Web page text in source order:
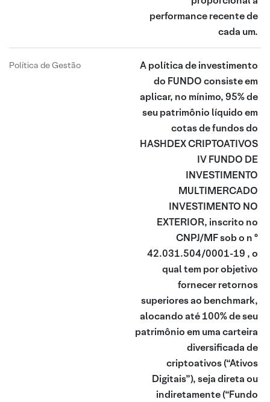
performance recente de
cada um.
Política de Gestão
A política de investimento
do FUNDO consiste em
aplicar, no mínimo, 95% de
seu patrimônio líquido em
cotas de fundos do
HASHDEX CRIPTOATIVOS
IV FUNDO DE
INVESTIMENTO
MULTIMERCADO
INVESTIMENTO NO
EXTERIOR, inscrito no
CNPJ/MF sob o n º
42.031.504/0001-19 , o
qual tem por objetivo
fornecer retornos
superiores ao benchmark,
alocando até 100% de seu
patrimônio em uma carteira
diversificada de
criptoativos (“Ativos
Digitais”), seja direta ou
indiretamente(“Fundo